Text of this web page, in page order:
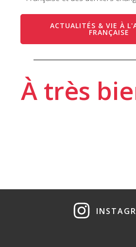
ACTUALITÉS & VIE À
FRANÇAISE
À très